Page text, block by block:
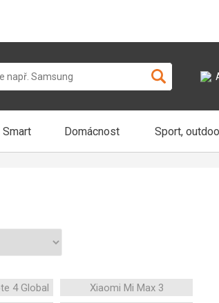
Smart Domácnost Sport,
4 Global Xiaomi Mi Max 3